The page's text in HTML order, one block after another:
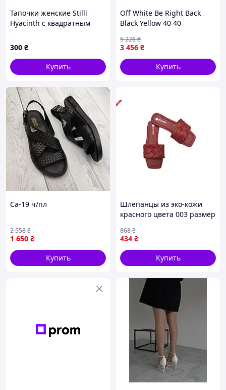
Тапочки женские Stilli
Hyacinth с квадратным
300 ₴
Купить
Off White Be Right Back
Black Yellow 40 40
3 456 ₴
5 226₴
Купить
Са-19 ч/пл
1 650 ₴
2 558₴
Купить
Шлепанцы из эко-кожи
красного цвета 003 размер
для стильного образа
434 ₴
868₴
Купить